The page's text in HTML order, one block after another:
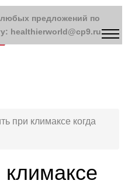
при климаксе когда
предложений по
healthierworld@cp9.ru